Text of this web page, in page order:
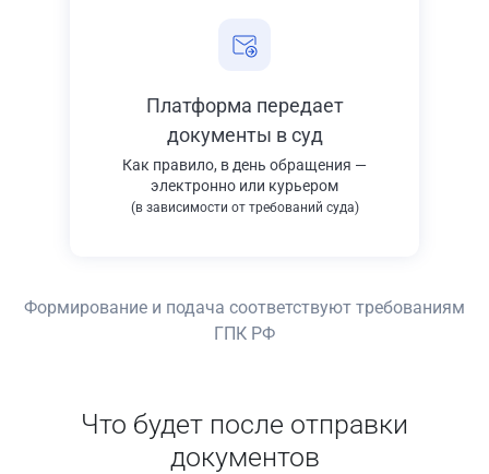
Платформа передает
документы в суд
Как правило, в день обращения —
электронно или курьером
(в зависимости от требований суда)
Формирование и подача соответствуют требованиям
ГПК РФ
Что будет после отправки
документов